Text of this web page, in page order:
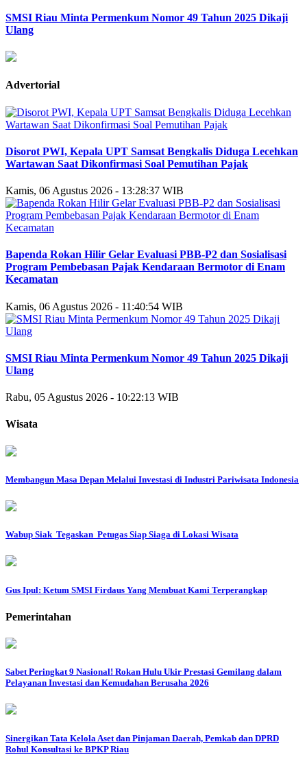
SMSI Riau Minta Permenkum Nomor 49 Tahun 2025 Dikaji
Ulang
Advertorial
Disorot PWI, Kepala UPT Samsat Bengkalis Diduga Lecehkan
Wartawan Saat Dikonfirmasi Soal Pemutihan Pajak
Kamis, 06 Agustus 2026 - 13:28:37 WIB
Bapenda Rokan Hilir Gelar Evaluasi PBB-P2 dan Sosialisasi
Program Pembebasan Pajak Kendaraan Bermotor di Enam
Kecamatan
Kamis, 06 Agustus 2026 - 11:40:54 WIB
SMSI Riau Minta Permenkum Nomor 49 Tahun 2025 Dikaji
Ulang
Rabu, 05 Agustus 2026 - 10:22:13 WIB
Wisata
Membangun Masa Depan Melalui Investasi di Industri Pariwisata Indonesia
Wabup Siak Tegaskan Petugas Siap Siaga di Lokasi Wisata
Gus Ipul: Ketum SMSI Firdaus Yang Membuat Kami Terperangkap
Pemerintahan
Sabet Peringkat 9 Nasional! Rokan Hulu Ukir Prestasi Gemilang dalam
Pelayanan Investasi dan Kemudahan Berusaha 2026
Sinergikan Tata Kelola Aset dan Pinjaman Daerah, Pemkab dan DPRD
Rohul Konsultasi ke BPKP Riau